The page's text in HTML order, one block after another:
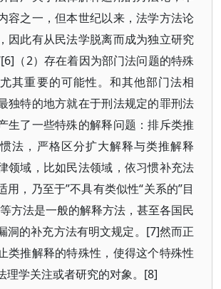
容之一，但本世纪以来，法学方法论
因此有从民法学脱离而成为独立研究
（2）存在着因为部门法问题的特殊
其重要的可能性。和其他部门法相
独特的地方就在于刑法规定的罪刑法
生了一些特殊的解释问题：排斥类推
法，严格区分扩大解释与类推解释
领域，比如民法领域，依习惯补充法
用，乃至于”不具有类似性“关系的”目
方法是一般的解释方法，甚至各国民
洞的补充方法有明文规定。[7]然而正
类推解释的特殊性，使得这个特殊性
理学关注或者研究的对象。[8]